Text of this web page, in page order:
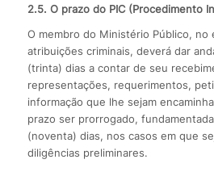
2.5. O prazo do PIC (Procedimento
O membro do Ministério Público, no
atribuições criminais, deverá dar
(trinta) dias a contar de seu
representações, requerimentos,
informação que lhe sejam
prazo ser prorrogado,
(noventa) dias, nos casos em que
diligências preliminares.